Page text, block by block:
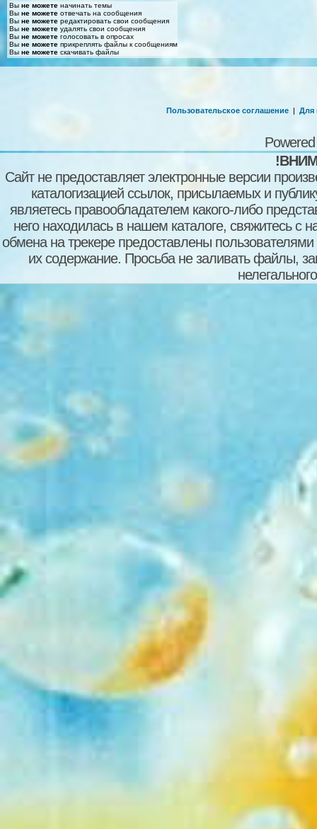
Вы не можете начинать темы
Вы не можете отвечать на сообщения
Вы не можете редактировать свои сообщения
Вы не можете удалять свои сообщения
Вы не можете голосовать в опросах
Вы не можете прикреплять файлы к сообщениям
Вы не можете скачивать файлы
Пользовательское соглашение | Для
Сайт не предоставляет электронные версии
каталогизацией ссылок, присылаемых и
являетесь правообладателем какого-либо
него находилась в нашем каталоге, свяжитесь
обмена на трекере предоставлены пользователями
их содержание. Просьба не заливать файлы,